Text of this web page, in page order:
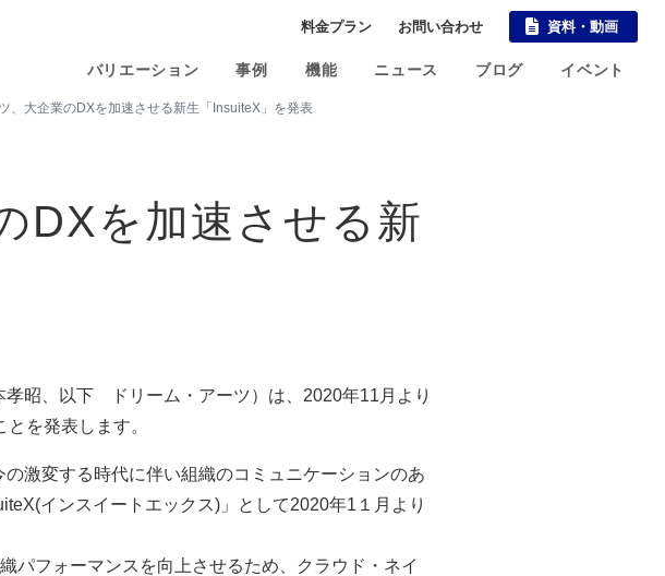
料金プラン お問い合わせ 資料・動画
バリエーション 事例 機能 ニュース ブログ イベント
、大企業のDXを加速させる新生「InsuiteX」を発表
DXを加速させる新
昭、以下 ドリーム・アーツ）は、2020年11月より
を発表します。
激変する時代に伴い組織のコミュニケーションのあ
インスイートエックス)」として2020年1１月より
パフォーマンスを向上させるため、クラウド・ネイ